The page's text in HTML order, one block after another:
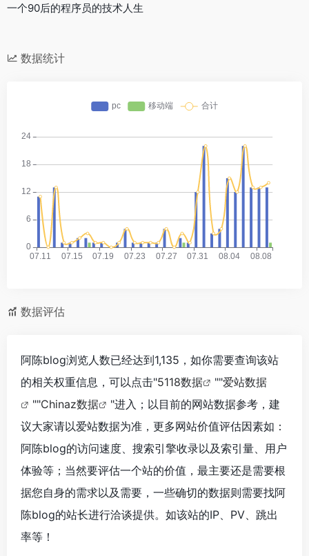
一个90后的程序员的技术人生
数据统计
数据评估
阿陈blog浏览人数已经达到1,135，如你需要查询该站
的相关权重信息，可以点击"5118数据 ""爱站数据
""Chinaz数据
"进入；以目前的网站数据参考，建
议大家请以爱站数据为准，更多网站价值评估因素如：
阿陈blog的访问速度、搜索引擎收录以及索引量、用户
体验等；当然要评估一个站的价值，最主要还是需要根
据您自身的需求以及需要，一些确切的数据则需要找阿
陈blog的站长进行洽谈提供。如该站的IP、PV、跳出
率等！